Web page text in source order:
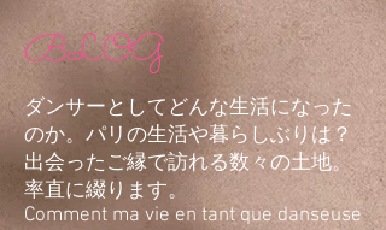
BLOG
ダンサーとしてどんな生活になった
のか。パリの生活や暮らしぶりは？
出会ったご縁で訪れる数々の土地。
率直に綴ります。
Comment ma vie en tant que danseuse